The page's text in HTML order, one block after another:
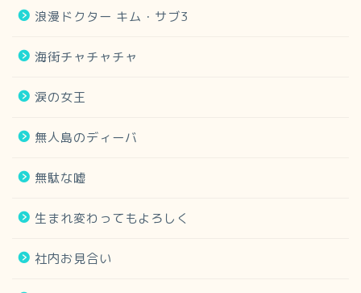
浪漫ドクター キム・サブ3
海街チャチャチャ
涙の女王
無人島のディーバ
無駄な嘘
生まれ変わってもよろしく
社内お見合い